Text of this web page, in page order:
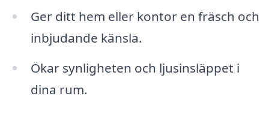
Ger ditt hem eller kontor en fräsch och
inbjudande känsla.
Ökar synligheten och ljusinsläppet i
dina rum.